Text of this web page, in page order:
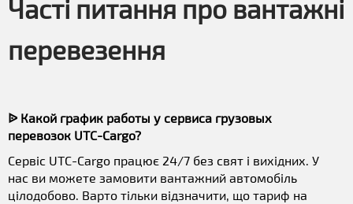
Часті питання про вантажні
перевезення
ᐉ Какой график работы у сервиса грузовых
перевозок UTC-Cargo?
Сервіс UTC-Cargo працює 24/7 без свят і вихідних. У
нас ви можете замовити вантажний автомобіль
цілодобово. Варто тільки відзначити, що тариф на